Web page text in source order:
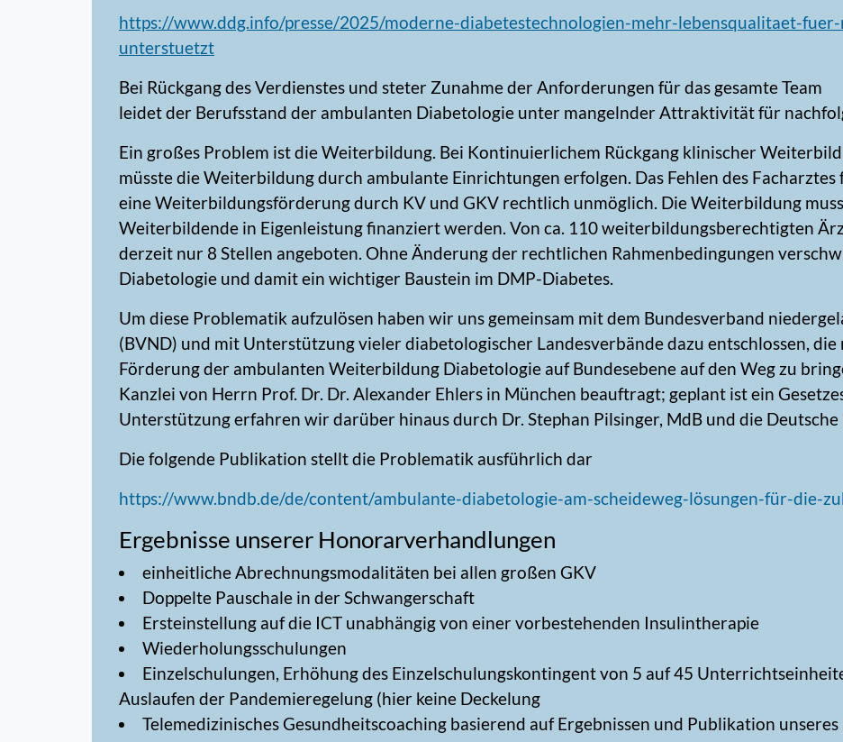
https://www.ddg.info/presse/2025/moderne-diabetestechnologien-mehr-lebensqualitaet-
unterstuetzt
Bei Rückgang des Verdienstes und steter Zunahme der Anforderungen für das gesamte Team
leidet der Berufsstand der ambulanten Diabetologie unter mangelnder Attraktivität für
Ein großes Problem ist die Weiterbildung. Bei Kontinuierlichem Rückgang klinischer
müsste die Weiterbildung durch ambulante Einrichtungen erfolgen. Das Fehlen des
eine Weiterbildungsförderung durch KV und GKV rechtlich unmöglich. Die Weiterbildung
Weiterbildende in Eigenleistung finanziert werden. Von ca. 110 weiterbildungsberechtigten
derzeit nur 8 Stellen angeboten. Ohne Änderung der rechtlichen Rahmenbedingungen
Diabetologie und damit ein wichtiger Baustein im DMP-Diabetes.
Um diese Problematik aufzulösen haben wir uns gemeinsam mit dem Bundesverband
(BVND) und mit Unterstützung vieler diabetologischer Landesverbände dazu entschlossen,
Förderung der ambulanten Weiterbildung Diabetologie auf Bundesebene auf den Weg zu
Kanzlei von Herrn Prof. Dr. Dr. Alexander Ehlers in München beauftragt; geplant ist ein
Unterstützung erfahren wir darüber hinaus durch Dr. Stephan Pilsinger, MdB und die Deutsche
Die folgende Publikation stellt die Problematik ausführlich dar
https://www.bndb.de/de/content/ambulante-diabetologie-am-scheideweg-lösungen-für-die-
Ergebnisse unserer Honorarverhandlungen
einheitliche Abrechnungsmodalitäten bei allen großen GKV
Doppelte Pauschale in der Schwangerschaft
Ersteinstellung auf die ICT unabhängig von einer vorbestehenden Insulintherapie
Wiederholungsschulungen
Einzelschulungen, Erhöhung des Einzelschulungskontingent von 5 auf 45
Auslaufen der Pandemieregelung (hier keine Deckelung
Telemedizinisches Gesundheitscoaching basierend auf Ergebnissen und Publikation